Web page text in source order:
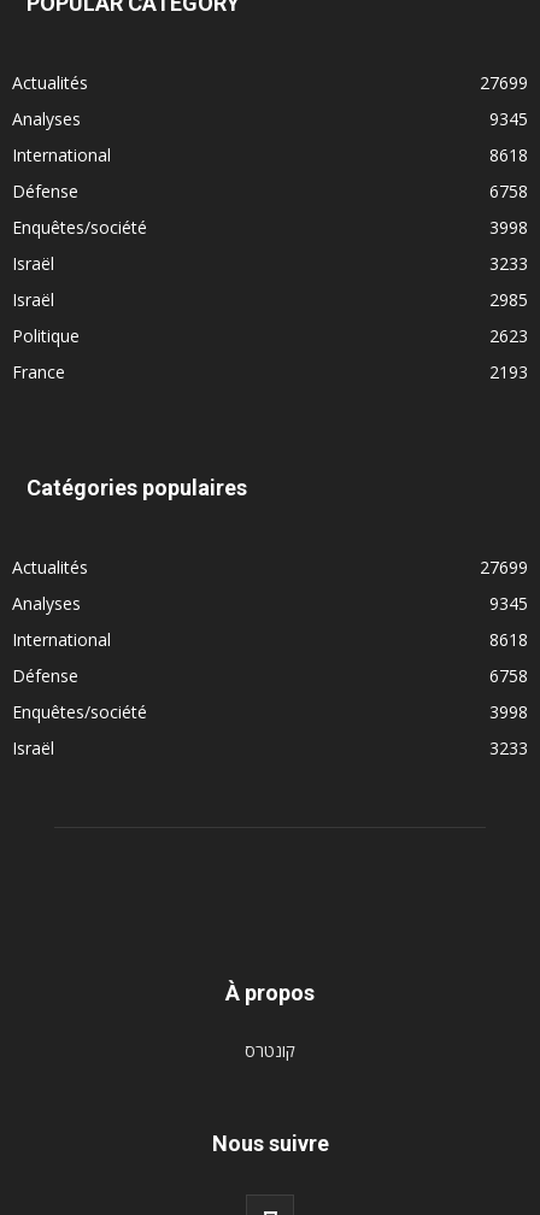
Actualités
27699
Analyses
9345
International
8618
Défense
6758
Enquêtes/société
3998
Israël
3233
Israël
2985
Politique
2623
France
2193
Catégories populaires
Actualités
27699
Analyses
9345
International
8618
Défense
6758
Enquêtes/société
3998
Israël
3233
À propos
קונטרס
Nous suivre